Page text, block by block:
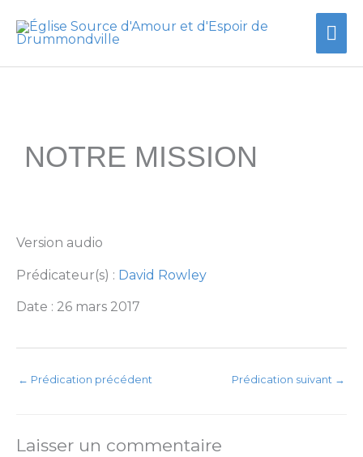
NOTRE MISSION
Version audio
Prédicateur(s) : David Rowley
Date : 26 mars 2017
← Prédication précédent Prédication suivant →
Laisser un commentaire